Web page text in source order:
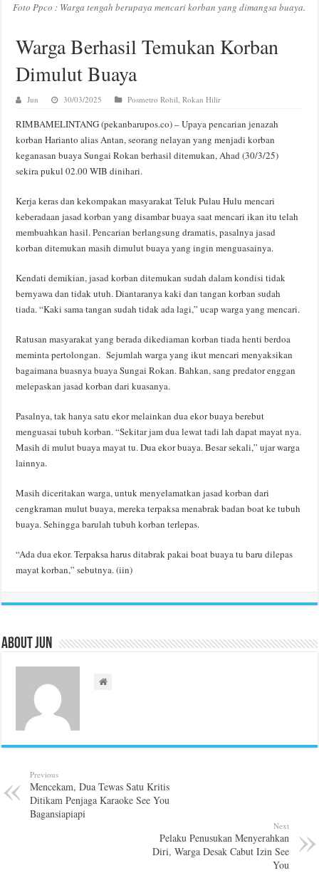
Foto Ppco : Warga tengah berupaya mencari korban yang dimangsa buaya.
Warga Berhasil Temukan Korban
Dimulut Buaya
Jun 30/03/2025 Posmetro Rohil,Rokan Hilir
RIMBAMELINTANG (pekanbarupos.co) – Upaya pencarian jenazah
korban Harianto alias Antan, seorang nelayan yang menjadi korban
keganasan buaya Sungai Rokan berhasil ditemukan, Ahad (30/3/25)
sekira pukul 02.00 WIB dinihari.
Kerja keras dan kekompakan masyarakat Teluk Pulau Hulu mencari
keberadaan jasad korban yang disambar buaya saat mencari ikan itu telah
membuahkan hasil. Pencarian berlangsung dramatis, pasalnya jasad
korban ditemukan masih dimulut buaya yang ingin menguasainya.
Kendati demikian, jasad korban ditemukan sudah dalam kondisi tidak
bernyawa dan tidak utuh. Diantaranya kaki dan tangan korban sudah
tiada. “Kaki sama tangan sudah tidak ada lagi,” ucap warga yang mencari.
Ratusan masyarakat yang berada dikediaman korban tiada henti berdoa
meminta pertolongan. Sejumlah warga yang ikut mencari menyaksikan
bagaimana buasnya buaya Sungai Rokan. Bahkan, sang predator enggan
melepaskan jasad korban dari kuasanya.
Pasalnya, tak hanya satu ekor melainkan dua ekor buaya berebut
menguasai tubuh korban. “Sekitar jam dua lewat tadi lah dapat mayat nya.
Masih di mulut buaya mayat tu. Dua ekor buaya. Besar sekali,” ujar warga
lainnya.
Masih diceritakan warga, untuk menyelamatkan jasad korban dari
cengkraman mulut buaya, mereka terpaksa menabrak badan boat ke tubuh
buaya. Sehingga barulah tubuh korban terlepas.
“Ada dua ekor. Terpaksa harus ditabrak pakai boat buaya tu baru dilepas
mayat korban,” sebutnya. (iin)
About Jun
Previous
Mencekam, Dua Tewas Satu Kritis
Ditikam Penjaga Karaoke See You
Bagansiapiapi
Next
Pelaku Penusukan Menyerahkan
Diri, Warga Desak Cabut Izin See
You